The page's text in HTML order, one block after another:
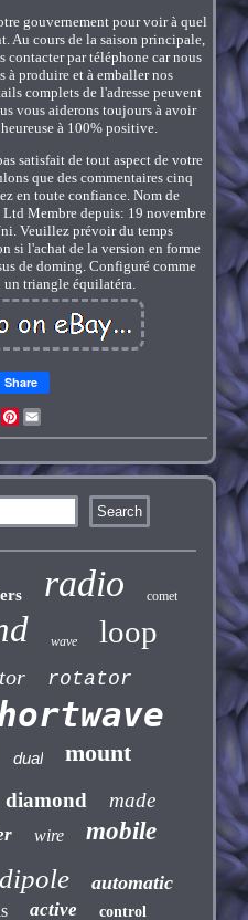
gouvernement pour voir à quel
Au cours de la saison principale,
par téléphone car nous
à produire et à emballer nos
complets de l'adresse peuvent
vous aiderons toujours à avoir
à 100% positive.
satisfait de tout aspect de votre
que des commentaires cinq
en toute confiance. Nom de
Membre depuis: 19 novembre
Veuillez prévoir du temps
si l'achat de la version en forme
de doming. Configuré comme
un triangle équilatéra.
Share
TwitterPinterest
radio comet
wave loop
rotator
dual mount
diamond made
wire mobile
dipole automatic
active control